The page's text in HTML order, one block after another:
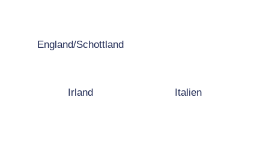
England/Schottland
Irland Italien